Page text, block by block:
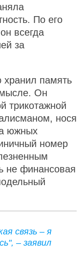
По его
всегда
за
память
Он
трикотажной
нося
южных
номер
не финансовая
связь – я
– заявил